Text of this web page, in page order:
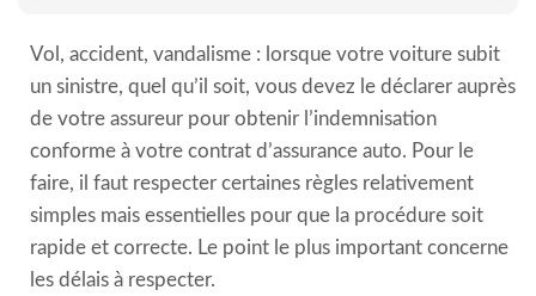
Vol, accident, vandalisme : lorsque votre voiture subit
un sinistre, quel qu’il soit, vous devez le déclarer auprès
de votre assureur pour obtenir l’indemnisation
conforme à votre contrat d’assurance auto. Pour le
faire, il faut respecter certaines règles relativement
simples mais essentielles pour que la procédure soit
rapide et correcte. Le point le plus important concerne
les délais à respecter.